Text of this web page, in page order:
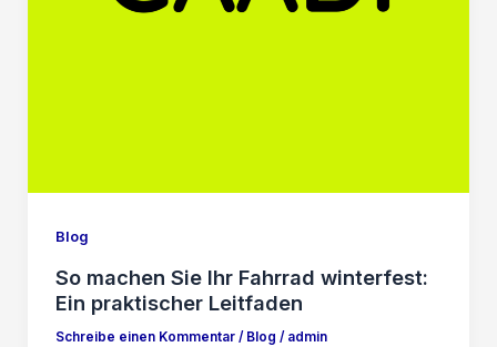
Blog
So machen Sie Ihr Fahrrad winterfest:
Ein praktischer Leitfaden
Schreibe einen Kommentar / Blog / admin